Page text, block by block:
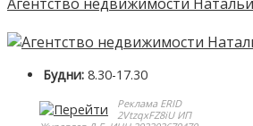
Будни: 8.30-17.30
Реклама ERID
2VtzqxFZ8iU ИП